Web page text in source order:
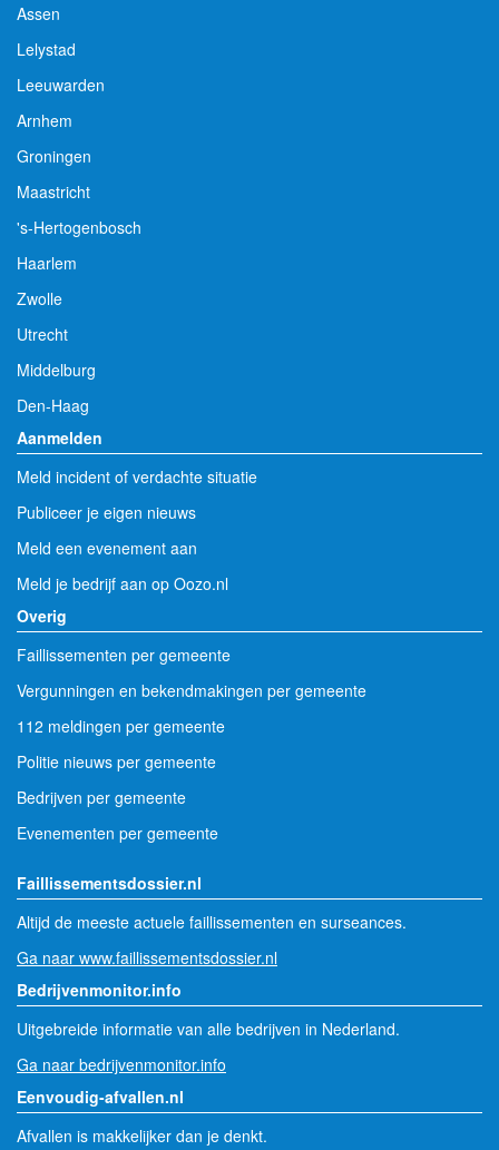
Assen
Lelystad
Leeuwarden
Arnhem
Groningen
Maastricht
's-Hertogenbosch
Haarlem
Zwolle
Utrecht
Middelburg
Den-Haag
Aanmelden
Meld incident of verdachte situatie
Publiceer je eigen nieuws
Meld een evenement aan
Meld je bedrijf aan op Oozo.nl
Overig
Faillissementen per gemeente
Vergunningen en bekendmakingen per gemeente
112 meldingen per gemeente
Politie nieuws per gemeente
Bedrijven per gemeente
Evenementen per gemeente
Faillissementsdossier.nl
Altijd de meeste actuele faillissementen en surseances.
Ga naar www.faillissementsdossier.nl
Bedrijvenmonitor.info
Uitgebreide informatie van alle bedrijven in Nederland.
Ga naar bedrijvenmonitor.info
Eenvoudig-afvallen.nl
Afvallen is makkelijker dan je denkt.